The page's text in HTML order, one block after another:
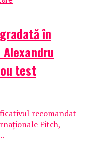
în
Alexandru
test
recomandat
Fitch,